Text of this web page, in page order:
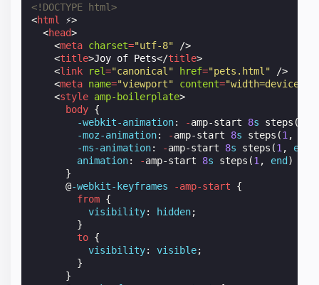
<!DOCTYPE html>
<html ⚡>
<head>
<meta charset="utf-8"
/>
<title>Joy of Pets</title>
<link rel="canonical" href="pets.html"
/>
<meta name="viewport" content="width=device-
<style amp-boilerplate>
body {
-webkit-animation: -amp-start 8s steps (
-moz-animation: -amp-start 8s steps (1 ,
-ms-animation: -amp-start 8s steps (1 , end
animation: -amp-start 8s steps (1 , end )
}
@-webkit-keyframes -amp-start
{
from {
visibility: hidden;
}
to {
visibility: visible;
}
}